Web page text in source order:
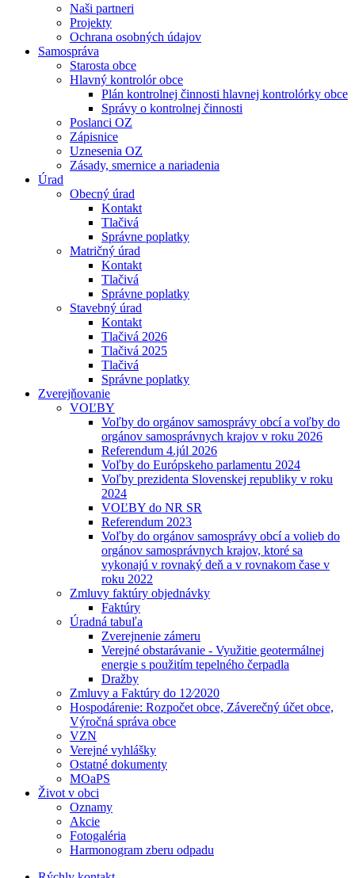
Naši partneri
Projekty
Ochrana osobných údajov
Samospráva
Starosta obce
Hlavný kontrolór obce
Plán kontrolnej činnosti hlavnej kontrolórky obce
Správy o kontrolnej činnosti
Poslanci OZ
Zápisnice
Uznesenia OZ
Zásady, smernice a nariadenia
Úrad
Obecný úrad
Kontakt
Tlačivá
Správne poplatky
Matričný úrad
Kontakt
Tlačivá
Správne poplatky
Stavebný úrad
Kontakt
Tlačivá 2026
Tlačivá 2025
Tlačivá
Správne poplatky
Zverejňovanie
VOĽBY
Voľby do orgánov samosprávy obcí a voľby do
orgánov samosprávnych krajov v roku 2026
Referendum 4.júl 2026
Voľby do Európskeho parlamentu 2024
Voľby prezidenta Slovenskej republiky v roku
2024
VOĽBY do NR SR
Referendum 2023
Voľby do orgánov samosprávy obcí a volieb do
orgánov samosprávnych krajov, ktoré sa
vykonajú v rovnaký deň a v rovnakom čase v
roku 2022
Zmluvy faktúry objednávky
Faktúry
Úradná tabuľa
Zverejnenie zámeru
Verejné obstarávanie - Využitie geotermálnej
energie s použitím tepelného čerpadla
Dražby
Zmluvy a Faktúry do 12⁄2020
Hospodárenie: Rozpočet obce, Záverečný účet obce,
Výročná správa obce
VZN
Verejné vyhlášky
Ostatné dokumenty
MOaPS
Život v obci
Oznamy
Akcie
Fotogaléria
Harmonogram zberu odpadu